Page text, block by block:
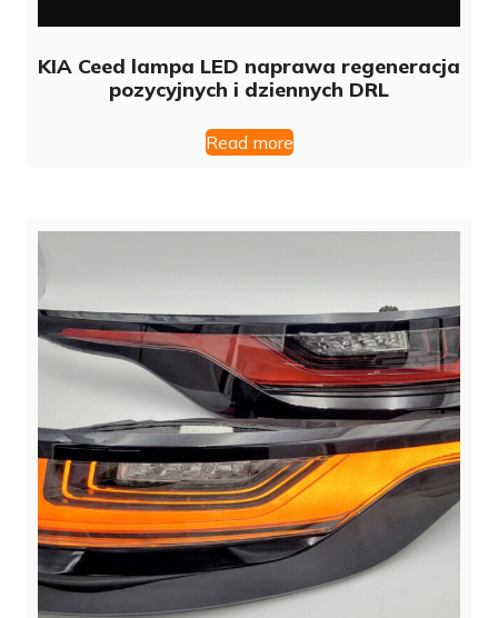
KIA Ceed lampa LED naprawa regeneracja
pozycyjnych i dziennych DRL
Read more